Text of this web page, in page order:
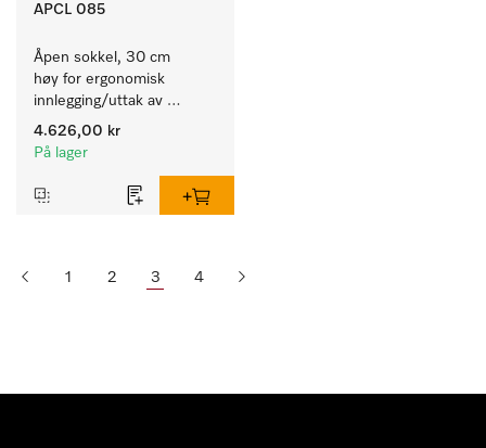
APCL 085
Åpen sokkel, 30 cm
høy for ergonomisk
innlegging/uttak av
tekstiler fra vaskemaskin
og tørketrommel.
4.626,00 kr
På lager
1 2 3 4